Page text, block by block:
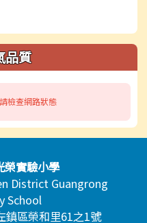
品質
檢查網路狀態
榮實驗小學
District Guangrong
School
鎮區榮和里61之1號